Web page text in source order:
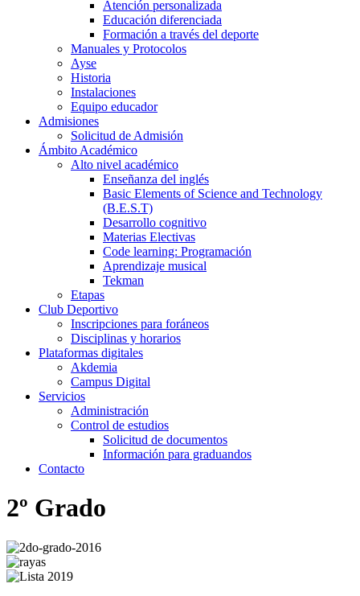
Atención personalizada
Educación diferenciada
Formación a través del deporte
Manuales y Protocolos
Ayse
Historia
Instalaciones
Equipo educador
Admisiones
Solicitud de Admisión
Ámbito Académico
Alto nivel académico
Enseñanza del inglés
Basic Elements of Science and Technology
(B.E.S.T)
Desarrollo cognitivo
Materias Electivas
Code learning: Programación
Aprendizaje musical
Tekman
Etapas
Club Deportivo
Inscripciones para foráneos
Disciplinas y horarios
Plataformas digitales
Akdemia
Campus Digital
Servicios
Administración
Control de estudios
Solicitud de documentos
Información para graduandos
Contacto
2º Grado